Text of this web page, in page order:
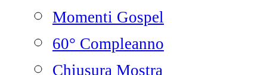
Momenti Gospel
60° Compleanno
Chiusura Mostra